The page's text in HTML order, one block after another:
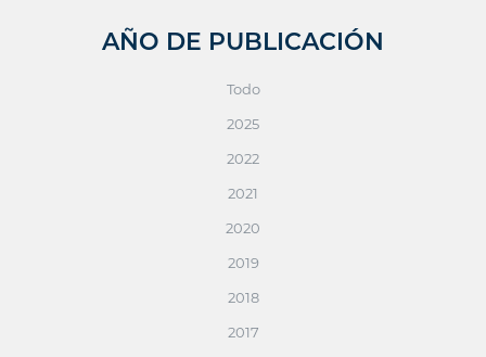
AÑO DE PUBLICACIÓN
Todo
2025
2022
2021
2020
2019
2018
2017